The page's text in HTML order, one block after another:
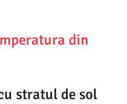
din
stratul de sol